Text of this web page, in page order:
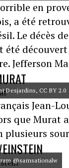
en
a été
Le décès
été
Jefferson
Desjardins, CC BY 2.0
Jean-
que Murat
plusieurs
@samsationalw